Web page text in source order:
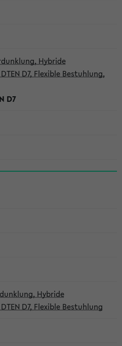
Hybride
D7, Flexible Bestuhlung,
D7
Hybride
D7, Flexible Bestuhlung